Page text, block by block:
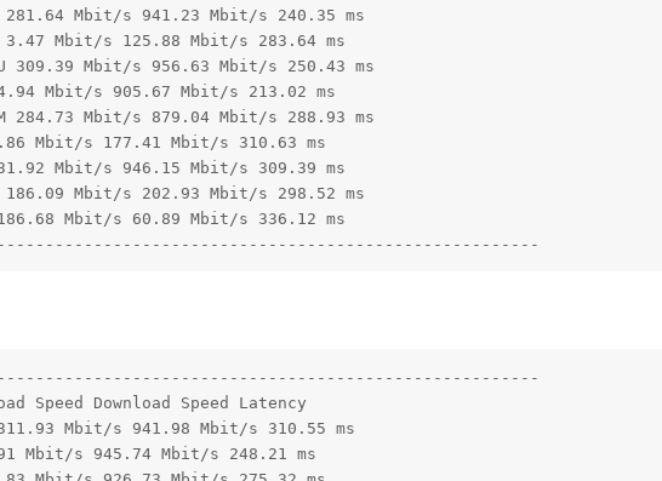
281.64 Mbit/s 941.23 Mbit/s 240.35 ms
3.47 Mbit/s 125.88 Mbit/s 283.64 ms
309.39 Mbit/s 956.63 Mbit/s 250.43 ms
Mbit/s 905.67 Mbit/s 213.02 ms
284.73 Mbit/s 879.04 Mbit/s 288.93 ms
Mbit/s 177.41 Mbit/s 310.63 ms
Mbit/s 946.15 Mbit/s 309.39 ms
186.09 Mbit/s 202.93 Mbit/s 298.52 ms
186.68 Mbit/s 60.89 Mbit/s 336.12 ms
Speed Download Speed Latency
311.93 Mbit/s 941.98 Mbit/s 310.55 ms
Mbit/s 945.74 Mbit/s 248.21 ms